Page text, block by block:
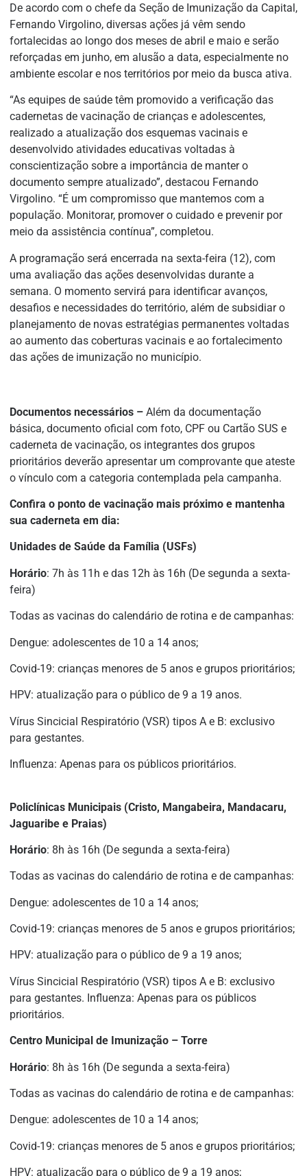
De acordo com o chefe da Seção de Imunização da Capital,
Fernando Virgolino, diversas ações já vêm sendo
fortalecidas ao longo dos meses de abril e maio e serão
reforçadas em junho, em alusão a data, especialmente no
ambiente escolar e nos territórios por meio da busca ativa.
“As equipes de saúde têm promovido a verificação das
cadernetas de vacinação de crianças e adolescentes,
realizado a atualização dos esquemas vacinais e
desenvolvido atividades educativas voltadas à
conscientização sobre a importância de manter o
documento sempre atualizado”, destacou Fernando
Virgolino. “É um compromisso que mantemos com a
população. Monitorar, promover o cuidado e prevenir por
meio da assistência contínua”, completou.
A programação será encerrada na sexta-feira (12), com
uma avaliação das ações desenvolvidas durante a
semana. O momento servirá para identificar avanços,
desafios e necessidades do território, além de subsidiar o
planejamento de novas estratégias permanentes voltadas
ao aumento das coberturas vacinais e ao fortalecimento
das ações de imunização no município.
Documentos necessários – Além da documentação
básica, documento oficial com foto, CPF ou Cartão SUS e
caderneta de vacinação, os integrantes dos grupos
prioritários deverão apresentar um comprovante que ateste
o vínculo com a categoria contemplada pela campanha.
Confira o ponto de vacinação mais próximo e mantenha
sua caderneta em dia:
Unidades de Saúde da Família (USFs)
Horário: 7h às 11h e das 12h às 16h (De segunda a sexta-
feira)
Todas as vacinas do calendário de rotina e de campanhas:
Dengue: adolescentes de 10 a 14 anos;
Covid-19: crianças menores de 5 anos e grupos prioritários;
HPV: atualização para o público de 9 a 19 anos.
Vírus Sincicial Respiratório (VSR) tipos A e B: exclusivo
para gestantes.
Influenza: Apenas para os públicos prioritários.
Policlínicas Municipais (Cristo, Mangabeira, Mandacaru,
Jaguaribe e Praias)
Horário: 8h às 16h (De segunda a sexta-feira)
Todas as vacinas do calendário de rotina e de campanhas:
Dengue: adolescentes de 10 a 14 anos;
Covid-19: crianças menores de 5 anos e grupos prioritários;
HPV: atualização para o público de 9 a 19 anos;
Vírus Sincicial Respiratório (VSR) tipos A e B: exclusivo
para gestantes. Influenza: Apenas para os públicos
prioritários.
Centro Municipal de Imunização – Torre
Horário: 8h às 16h (De segunda a sexta-feira)
Todas as vacinas do calendário de rotina e de campanhas:
Dengue: adolescentes de 10 a 14 anos;
Covid-19: crianças menores de 5 anos e grupos prioritários;
HPV: atualização para o público de 9 a 19 anos;